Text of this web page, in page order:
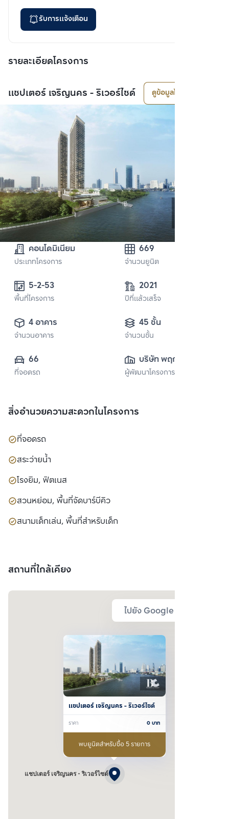
รับการแจ้งเตือน
รายละเอียดโครงการ
แชปเตอร์ เจริญนคร - ริเวอร์ไซด์ ดูข้อมูลโครงการ
คอนโดมิเนียม
ประเภทโครงการ
669
จำนวนยูนิต
5-2-53
พื้นที่โครงการ
2021
ปีที่แล้วเสร็จ
4 อาคาร
จำนวนอาคาร
45 ชั้น
จำนวนชั้น
66
ที่จอดรถ
บริษัท พฤกษา เรียล
เอสเตท จำกัด
ผู้พัฒนาโครงการ
สิ่งอำนวยความสะดวกในโครงการ
ที่จอดรถ
สระว่ายน้ำ
โรงยิม, ฟิตเนส
สวนหย่อม, พื้นที่จัดบาร์บีคิว
สนามเด็กเล่น, พื้นที่สำหรับเด็ก
สถานที่ใกล้เคียง
ไปยัง Google Map
แชปเตอร์ เจริญนคร - ริเวอร์ไซด์
แชปเตอร์ เจริญนคร - ริเวอร์ไซด์
ราคา 0บาท
พบยูนิตสำหรับซื้อ 5 รายการ